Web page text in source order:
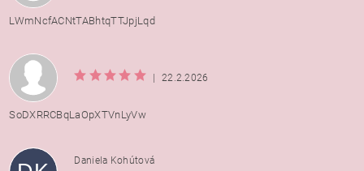
LWmNcfACNtTABhtqTTJpjLqd
| 22.2.2026
SoDXRRCBqLaOpXTVnLyVw
Daniela Kohútová